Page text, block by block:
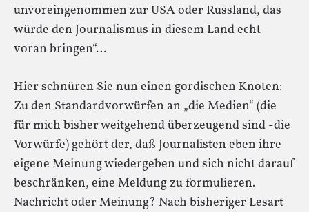
unvoreingenommen zur USA oder Russland, das
würde den Journalismus in diesem Land echt
voran bringen“…
Hier schnüren Sie nun einen gordischen Knoten:
Zu den Standardvorwürfen an „die Medien“ (die
für mich bisher weitgehend überzeugend sind -die
Vorwürfe) gehört der, daß Journalisten eben ihre
eigene Meinung wiedergeben und sich nicht darauf
beschränken, eine Meldung zu formulieren.
Nachricht oder Meinung? Nach bisheriger Lesart